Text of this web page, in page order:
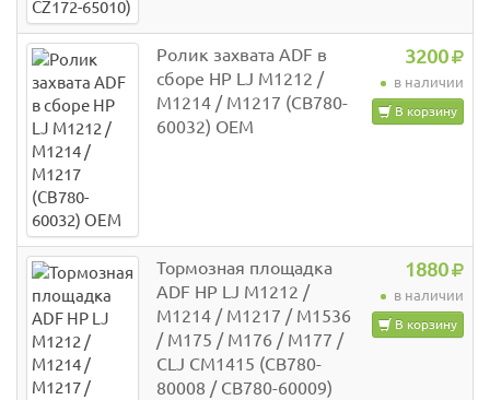
Ролик захвата ADF в
сборе HP LJ M1212 /
M1214 / M1217 (CB780-
60032) OEM
3200
в наличии
В корзину
Тормозная площадка
ADF HP LJ M1212 /
M1214 / M1217 / M1536
/ M175 / M176 / M177 /
CLJ CM1415 (CB780-
80008 / CB780-60009)
1880
в наличии
В корзину